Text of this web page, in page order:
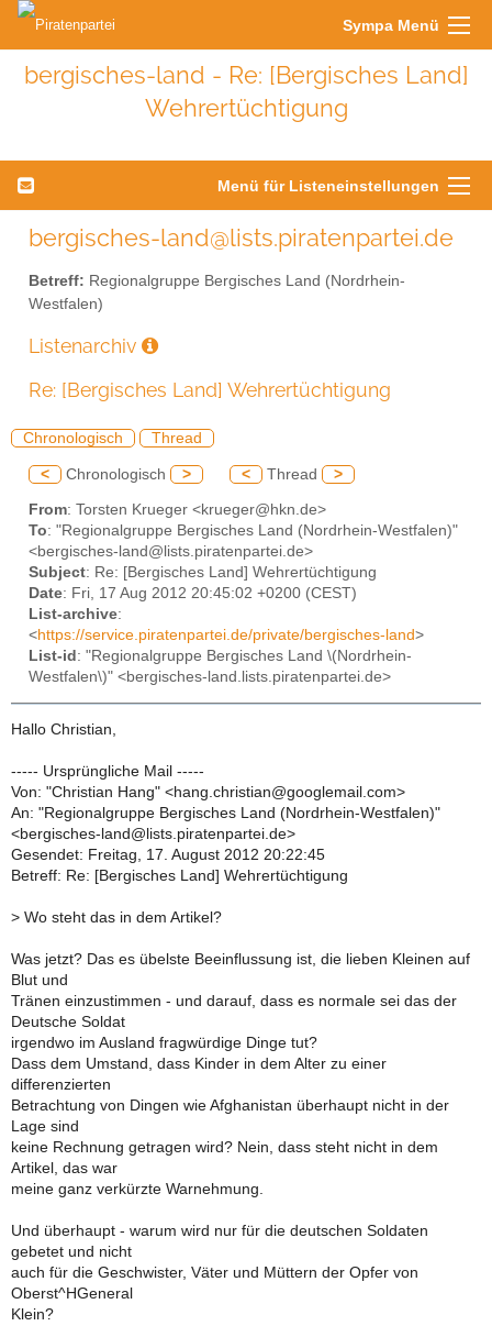
Sympa Menü
bergisches-land - Re: [Bergisches Land]
Wehrertüchtigung
Menü für Listeneinstellungen
bergisches-land@lists.piratenpartei.de
Betreff: Regionalgruppe Bergisches Land (Nordrhein-
Westfalen)
Listenarchiv
Re: [Bergisches Land] Wehrertüchtigung
Chronologisch Thread
< Chronologisch > < Thread >
From: Torsten Krueger <krueger@hkn.de>
To: "Regionalgruppe Bergisches Land (Nordrhein-Westfalen)"
<bergisches-land@lists.piratenpartei.de>
Subject: Re: [Bergisches Land] Wehrertüchtigung
Date: Fri, 17 Aug 2012 20:45:02 +0200 (CEST)
List-archive:
<https://service.piratenpartei.de/private/bergisches-land>
List-id : "Regionalgruppe Bergisches Land \(Nordrhein-
Westfalen\)" <bergisches-land.lists.piratenpartei.de>
Hallo Christian,
----- Ursprüngliche Mail -----
Von: "Christian Hang" <hang.christian@googlemail.com>
An: "Regionalgruppe Bergisches Land (Nordrhein-Westfalen)"
<bergisches-land@lists.piratenpartei.de>
Gesendet: Freitag, 17. August 2012 20:22:45
Betreff: Re: [Bergisches Land] Wehrertüchtigung
> Wo steht das in dem Artikel?
Was jetzt? Das es übelste Beeinflussung ist, die lieben Kleinen auf
Blut und
Tränen einzustimmen - und darauf, dass es normale sei das der
Deutsche Soldat
irgendwo im Ausland fragwürdige Dinge tut?
Dass dem Umstand, dass Kinder in dem Alter zu einer
differenzierten
Betrachtung von Dingen wie Afghanistan überhaupt nicht in der
Lage sind
keine Rechnung getragen wird? Nein, dass steht nicht in dem
Artikel, das war
meine ganz verkürzte Warnehmung.
Und überhaupt - warum wird nur für die deutschen Soldaten
gebetet und nicht
auch für die Geschwister, Väter und Müttern der Opfer von
Oberst^HGeneral
Klein?